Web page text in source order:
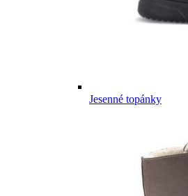
Jesenné topánky